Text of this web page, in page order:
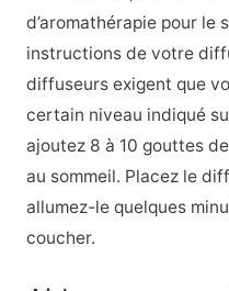
d’aromathérapie pour le
instructions de votre
diffuseurs exigent que
certain niveau indiqué
ajoutez 8 à 10 gouttes
au sommeil. Placez le
allumez-le quelques
coucher.